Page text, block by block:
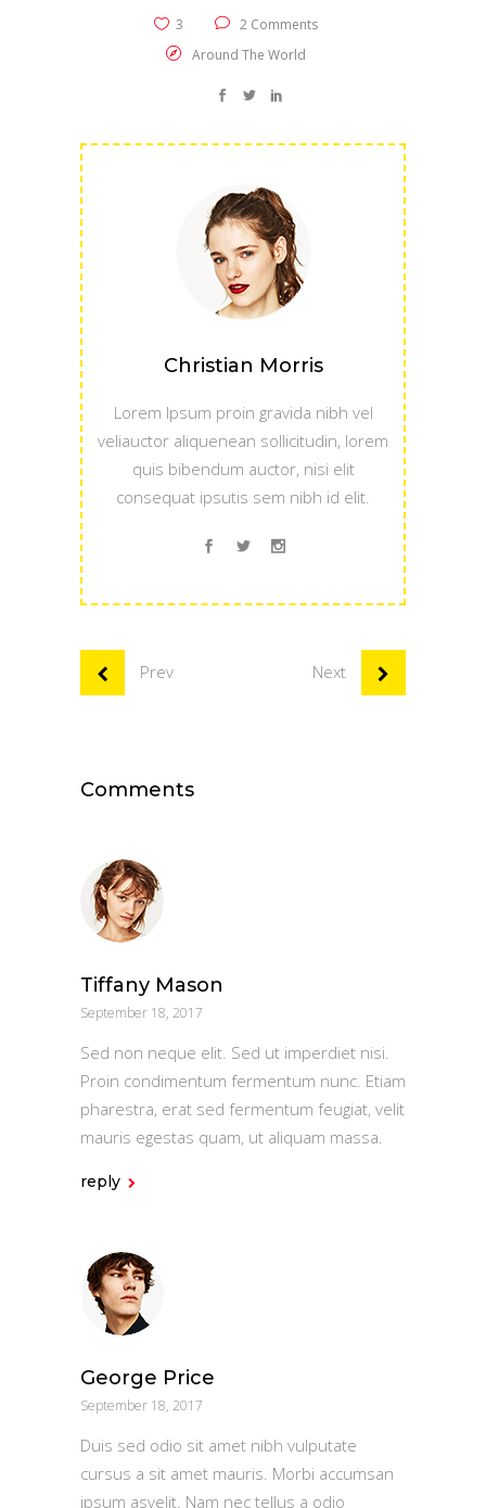
3
2 Comments
Around The World
Christian Morris
Lorem Ipsum proin gravida nibh vel
veliauctor aliquenean sollicitudin, lorem
quis bibendum auctor, nisi elit
consequat ipsutis sem nibh id elit.
Prev Next
Comments
Tiffany Mason
September 18, 2017
Sed non neque elit. Sed ut imperdiet nisi.
Proin condimentum fermentum nunc. Etiam
pharestra, erat sed fermentum feugiat, velit
mauris egestas quam, ut aliquam massa.
reply
George Price
September 18, 2017
Duis sed odio sit amet nibh vulputate
cursus a sit amet mauris. Morbi accumsan
ipsum asvelit. Nam nec tellus a odio